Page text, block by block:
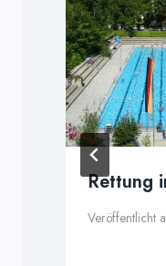
Rettung
Veröffentlicht